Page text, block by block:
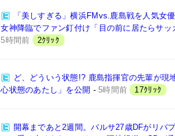
「美しすぎる」横浜FMvs.鹿島戦を人気女
女神降臨でファン釘付け「目の前に居たらサ
5時間前
2ｸﾘｯｸ
ど、どういう状態!? 鹿島指揮官の先輩が現
心状態のあたし」を公開 -5時間前 17ｸﾘｯｸ
開幕まであと2週間。バルサ27歳DFがリバ